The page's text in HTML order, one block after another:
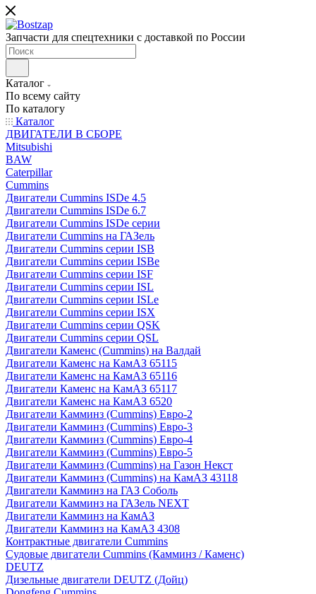
Запчасти для спецтехники с доставкой по России
Каталог
По всему сайту
По каталогу
Каталог
ДВИГАТЕЛИ В СБОРЕ
Mitsubishi
BAW
Caterpillar
Cummins
Двигатели Cummins ISDe 4.5
Двигатели Cummins ISDe 6.7
Двигатели Cummins ISDe серии
Двигатели Cummins на ГАЗель
Двигатели Cummins серии ISB
Двигатели Cummins серии ISBe
Двигатели Cummins серии ISF
Двигатели Cummins серии ISL
Двигатели Cummins серии ISLe
Двигатели Cummins серии ISX
Двигатели Cummins серии QSK
Двигатели Cummins серии QSL
Двигатели Каменс (Cummins) на Валдай
Двигатели Каменс на КамАЗ 65115
Двигатели Каменс на КамАЗ 65116
Двигатели Каменс на КамАЗ 65117
Двигатели Каменс на КамАЗ 6520
Двигатели Камминз (Cummins) Евро-2
Двигатели Камминз (Cummins) Евро-3
Двигатели Камминз (Cummins) Евро-4
Двигатели Камминз (Cummins) Евро-5
Двигатели Камминз (Cummins) на Газон Некст
Двигатели Камминз (Cummins) на КамАЗ 43118
Двигатели Камминз на ГАЗ Соболь
Двигатели Камминз на ГАЗель NEXT
Двигатели Камминз на КамАЗ
Двигатели Камминз на КамАЗ 4308
Контрактные двигатели Cummins
Судовые двигатели Cummins (Камминз / Каменс)
DEUTZ
Дизельные двигатели DEUTZ (Дойц)